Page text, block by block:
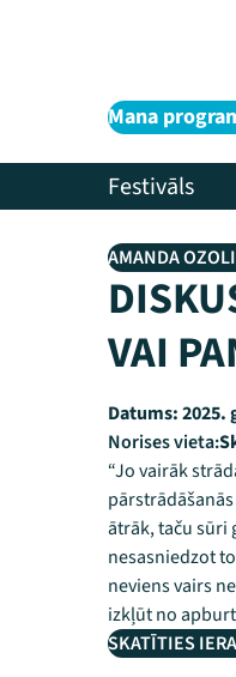
Mana
Festivāls
AMANDA
VAI
Datums:2025.
Norises vieta:
“Jo vairāk
ātrāk, taču sūri
nesasniedzot
neviens vairs
izkļūt no
SKATĪTIES